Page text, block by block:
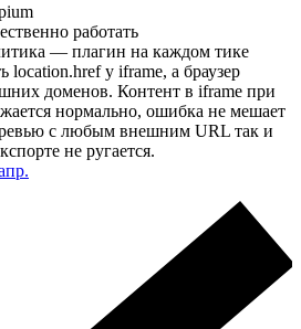
работать
— плагин на каждом тике
location.href у iframe, а браузер
доменов. Контент в iframe при
нормально, ошибка не мешает
с любым внешним URL так и
не ругается.